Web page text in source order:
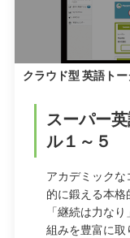
クラウド型 英語ト
スーパー
ル１～５
アカデミック
的に鍛える本格
「継続は力な
組みを豊富に取